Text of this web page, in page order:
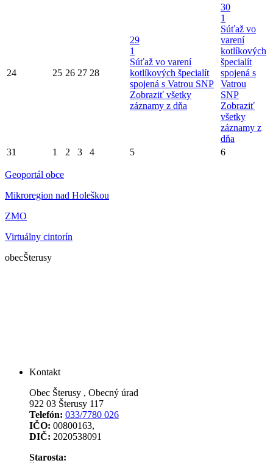
24 25 26 27 28
29
1
Súťaž vo varení
kotlíkových špecialít
spojená s Vatrou SNP
Zobraziť všetky
záznamy z dňa
30
1
Súťaž vo
varení
kotlíkových
špecialít
spojená s
Vatrou
SNP
Zobraziť
všetky
záznamy z
dňa
31
1 2 3 4 5 6
Geoportál obce
Mikroregion nad Holeškou
ZMO
Virtuálny cintorín
obecŠterusy
Kontakt
Obec Šterusy , Obecný úrad
922 03 Šterusy 117
Telefón: 033/7780 026
IČO: 00800163,
DIČ: 2020538091
Starosta: